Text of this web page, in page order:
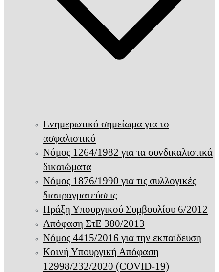
Ενημερωτικό σημείωμα για το
ασφαλιστικό
Νόμος 1264/1982 για τα συνδικαλιστικά
δικαιώματα
Νόμος 1876/1990 για τις συλλογικές
διαπραγματεύσεις
Πράξη Υπουργικού Συμβουλίου 6/2012
Απόφαση ΣτΕ 380/2013
Νόμος 4415/2016 για την εκπαίδευση
Κοινή Υπουργική Απόφαση
12998/232/2020 (COVID-19)